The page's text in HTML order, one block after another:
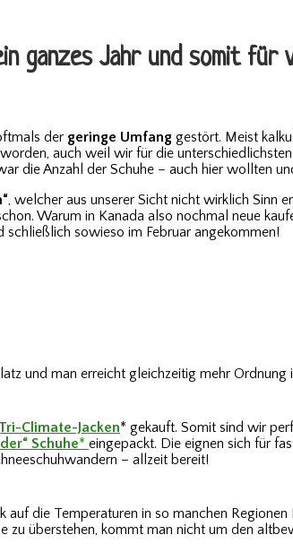
ganzes Jahr und somit
der geringe Umfang gestört. Meist
auch weil wir für die
die Anzahl der Schuhe – auch hier wollten
, welcher aus unserer Sicht nicht wirklich Sinn
Warum in Kanada also nochmal neue
sowieso im Februar angekommen!
und man erreicht gleichzeitig mehr Ordnung
Tri-Climate-Jacken* gekauft. Somit sind wir
Schuhe* eingepackt. Die eignen sich für
– allzeit bereit!
auf die Temperaturen in so manchen
zu überstehen, kommt man nicht um den